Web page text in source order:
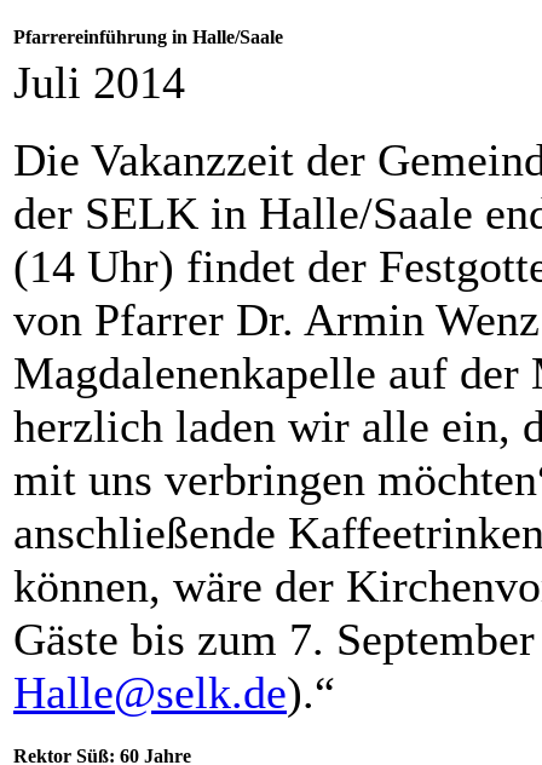
Pfarrereinführung in Halle/Saale
Juli 2014
Die Vakanzzeit der
der SELK in Halle/Saale
(14 Uhr) findet der
von Pfarrer Dr. Armin
Magdalenenkapelle auf
herzlich laden wir alle ein,
mit uns verbringen
anschließende
können, wäre der
Gäste bis zum 7.
Halle@selk.de).“
Rektor Süß: 60 Jahre